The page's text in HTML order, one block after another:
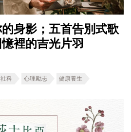
身影；五首告別式歌
裡的吉光片羽
社科 心理勵志 健康養生